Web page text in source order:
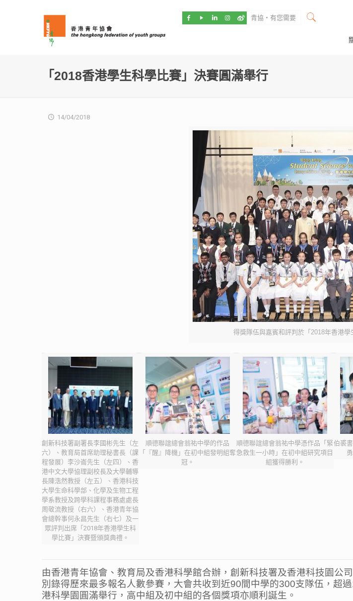
「2018香港學生科學比賽」決賽圓滿舉行
14/04/2018
得獎隊伍與嘉賓和評判於「2018年香港學
創新科技署副署長李國彬先生（左
六）、教育局首席助理秘書長（課
程發展）李沙崙先生（左四）、香
港中文大學協理副校長及大學輔導
長陳浩然教授（左五）、香港科技
大學生命科學部、化學及生物工程
學系教授及跨學科課程事務處處長
周敬流教授（右六）、香港青年協
會總幹事何永昌先生（右七）及一
眾評判出席「2018年香港學生科
學比賽」決賽暨頒獎典禮。
順德聯誼總會翁祐中學的作品
「『醒』降機」在初中組發明組奪
冠。
順德聯誼總會翁祐中學憑作品「緊
急救生一小時」在初中組研究項目
組獲得勝利。
伯裘
由香港青年協會、教育局及香港科學館合辦，創新科技署及香港科技園公
別錄得歷來最多報名人數參賽，大會共收到近90間中學的300支隊伍，超
港科學園圓滿舉行，高中組及初中組的各個獎項亦順利誕生。